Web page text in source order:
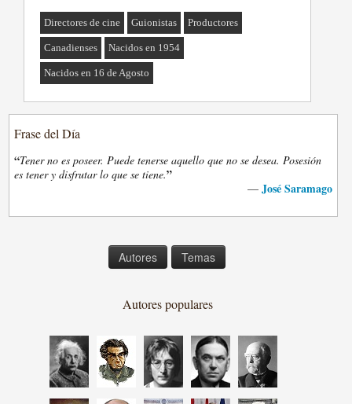
Directores de cine Guionistas Productores
Canadienses Nacidos en 1954
Nacidos en 16 de Agosto
Frase del Día
“Tener no es poseer. Puede tenerse aquello que no se desea. Posesión
es tener y disfrutar lo que se tiene.”
— José Saramago
Autores Temas
Autores populares